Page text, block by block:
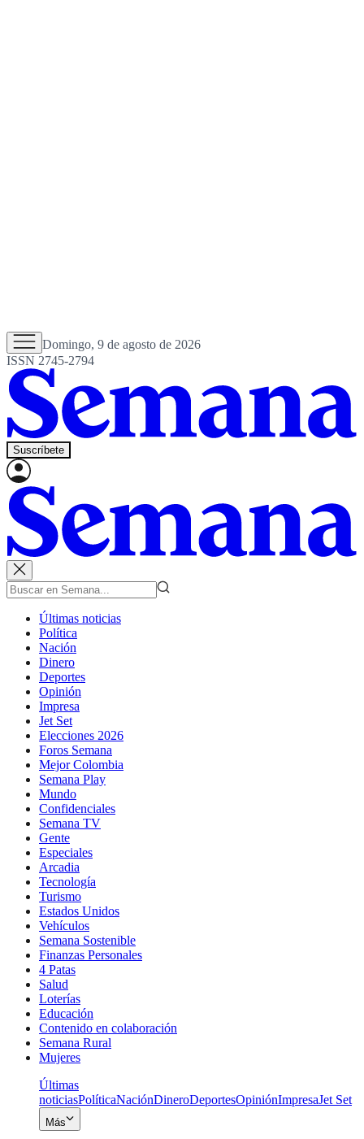
Domingo, 9 de agosto de 2026
ISSN 2745-2794
Suscríbete
Últimas noticias
Política
Nación
Dinero
Deportes
Opinión
Impresa
Jet Set
Elecciones 2026
Foros Semana
Mejor Colombia
Semana Play
Mundo
Confidenciales
Semana TV
Gente
Especiales
Arcadia
Tecnología
Turismo
Estados Unidos
Vehículos
Semana Sostenible
Finanzas Personales
4 Patas
Salud
Loterías
Educación
Contenido en colaboración
Semana Rural
Mujeres
Últimas
noticiasPolíticaNaciónDineroDeportesOpiniónImpresaJet Set
Más